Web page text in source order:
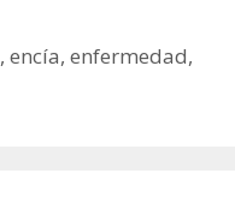
,encía,enfermedad,